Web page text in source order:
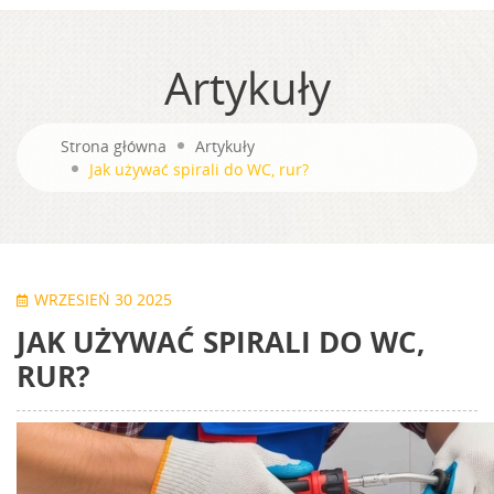
Artykuły
Strona główna
Artykuły
Jak używać spirali do WC, rur?
WRZESIEŃ 30 2025
JAK UŻYWAĆ SPIRALI DO WC,
RUR?